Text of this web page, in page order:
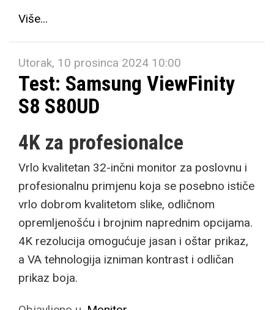
Više...
Utorak, 10 prosinca 2024 10:00
Test: Samsung ViewFinity
S8 S80UD
4K za profesionalce
Vrlo kvalitetan 32-inčni monitor za poslovnu i
profesionalnu primjenu koja se posebno ističe
vrlo dobrom kvalitetom slike, odličnom
opremljenošću i brojnim naprednim opcijama.
4K rezolucija omogućuje jasan i oštar prikaz,
a VA tehnologija izniman kontrast i odličan
prikaz boja.